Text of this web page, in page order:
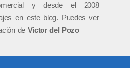
y desde el 2008
en este blog. Puedes ver
de Víctor del Pozo